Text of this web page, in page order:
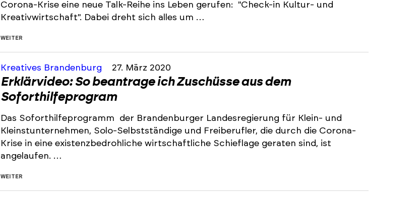
Corona-Krise eine neue Talk-Reihe ins Leben gerufen: "Check-in Kultur- und
Kreativwirtschaft". Dabei dreht sich alles um …
WEITER
Kreatives Brandenburg 27. März 2020
Erklärvideo: So beantrage ich Zuschüsse aus dem
Soforthilfeprogram
Das Soforthilfeprogramm der Brandenburger Landesregierung für Klein- und
Kleinstunternehmen, Solo-Selbstständige und Freiberufler, die durch die Corona-
Krise in eine existenzbedrohliche wirtschaftliche Schieflage geraten sind, ist
angelaufen. …
WEITER